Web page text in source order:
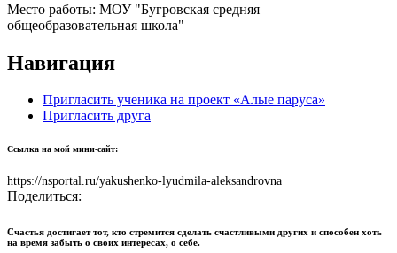
Место работы: МОУ "Бугровская средняя
общеобразовательная школа"
Навигация
Пригласить ученика на проект «Алые паруса»
Пригласить друга
Ссылка на мой мини-сайт:
https://nsportal.ru/yakushenko-lyudmila-aleksandrovna
Поделиться:
Счастья достигает тот, кто стремится сделать счастливыми других и способен хоть
на время забыть о своих интересах, о себе.